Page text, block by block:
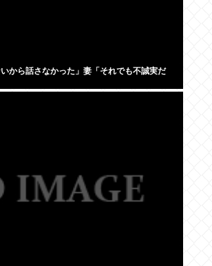
から話さなかった」妻「それでも不誠実だ